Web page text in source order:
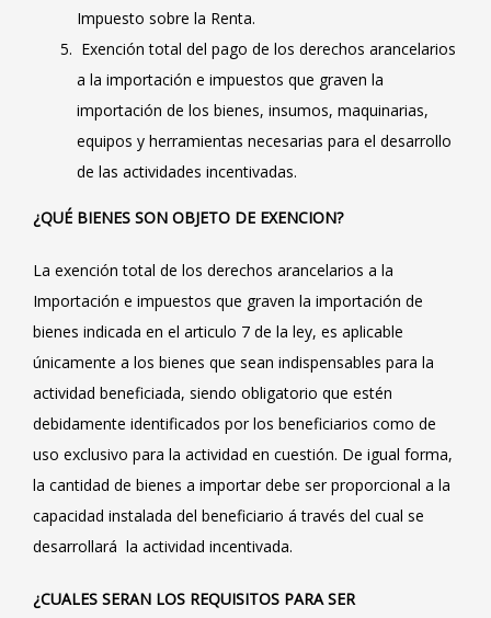
Impuesto sobre la Renta.
Exención total del pago de los derechos arancelarios
a la importación e impuestos que graven la
importación de los bienes, insumos, maquinarias,
equipos y herramientas necesarias para el desarrollo
de las actividades incentivadas.
¿QUÉ BIENES SON OBJETO DE EXENCION?
La exención total de los derechos arancelarios a la
Importación e impuestos que graven la importación de
bienes indicada en el articulo 7 de la ley, es aplicable
únicamente a los bienes que sean indispensables para la
actividad beneficiada, siendo obligatorio que estén
debidamente identificados por los beneficiarios como de
uso exclusivo para la actividad en cuestión. De igual forma,
la cantidad de bienes a importar debe ser proporcional a la
capacidad instalada del beneficiario á través del cual se
desarrollará la actividad incentivada.
¿CUALES SERAN LOS REQUISITOS PARA SER